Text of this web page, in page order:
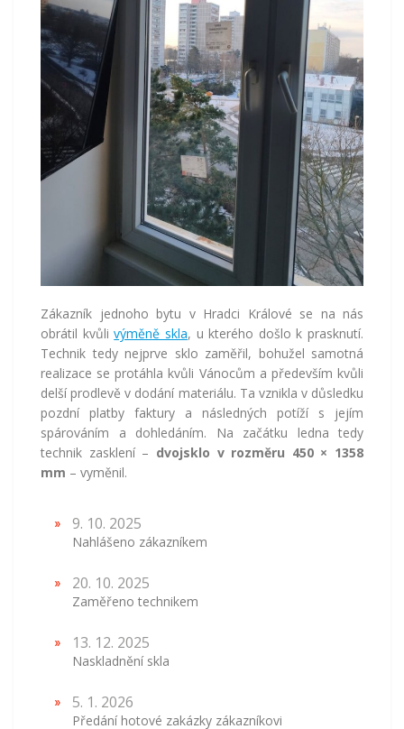
Zákazník jednoho bytu v Hradci Králové se na nás
obrátil kvůlivýměně skla, u kterého došlo k prasknutí.
Technik tedy nejprve sklo zaměřil, bohužel samotná
realizace se protáhla kvůli Vánocům a především kvůli
delší prodlevě v dodání materiálu. Ta vznikla v důsledku
pozdní platby faktury a následných potíží s jejím
spárováním a dohledáním. Na začátku ledna tedy
technik zasklení – dvojsklo v rozměru 450 × 1358
mm – vyměnil.
9. 10. 2025
Nahlášeno zákazníkem
20. 10. 2025
Zaměřeno technikem
13. 12. 2025
Naskladnění skla
5. 1. 2026
Předání hotové zakázky zákazníkovi